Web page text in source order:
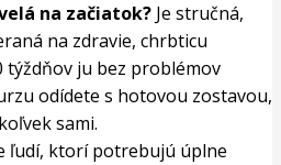
na začiatok? Je stručná,
na zdravie, chrbticu
týždňov ju bez problémov
odídete s hotovou zostavou,
sami.
ľudí, ktorí potrebujú úplne